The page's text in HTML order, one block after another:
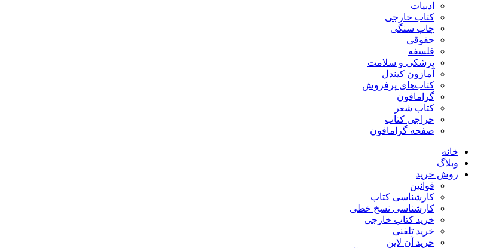
ادبیات
کتاب خارجی
چاپ سنگی
حقوقی
فلسفه
پزشکی و سلامت
آمازون کیندل
کتاب‌های پرفروش
گرامافون
کتاب شعر
حراجی کتاب
صفحه گرامافون
خانه
وبلاگ
روش خرید
قوانین
کارشناسی کتاب
کارشناسی نسخ خطی
خرید کتاب خارجی
خرید تلفنی
خرید آن لاین